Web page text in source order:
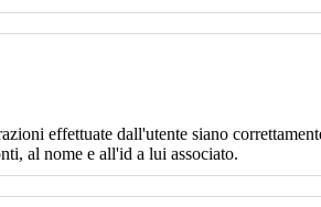
effettuate dall'utente siano
al nome e all'id a lui associato.